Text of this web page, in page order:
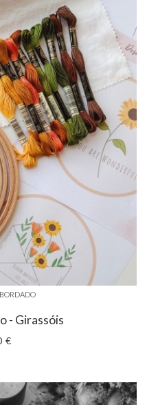
- Girassóis
€